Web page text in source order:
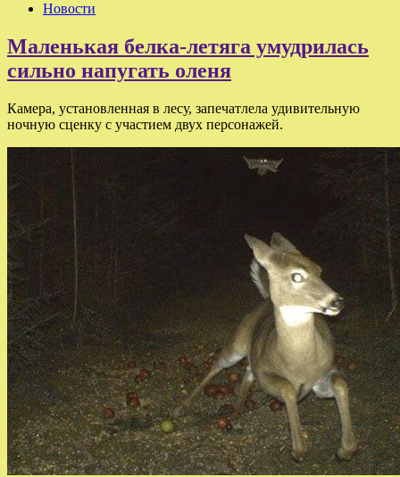
Новости
Маленькая белка-летяга умудрилась
сильно напугать оленя
Камера, установленная в лесу, запечатлела удивительную
ночную сценку с участием двух персонажей.